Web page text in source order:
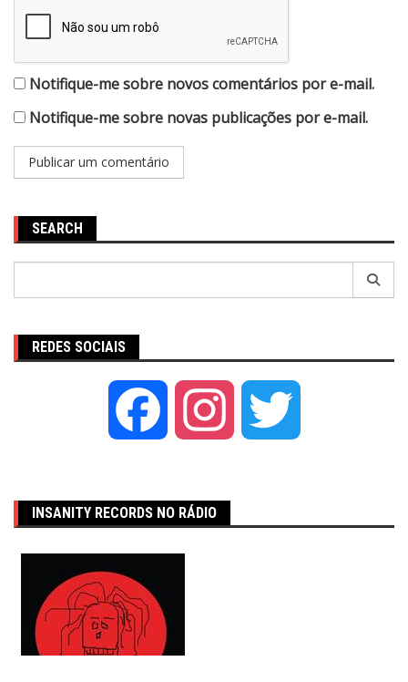
Notifique-me sobre novos comentários por e-mail.
Notifique-me sobre novas publicações por e-mail.
SEARCH
REDES SOCIAIS
Facebook Instagram
INSANITY RECORDS NO RÁDIO